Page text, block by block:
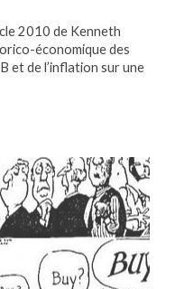
2010 de Kenneth
économique des
et de l’inflation sur une